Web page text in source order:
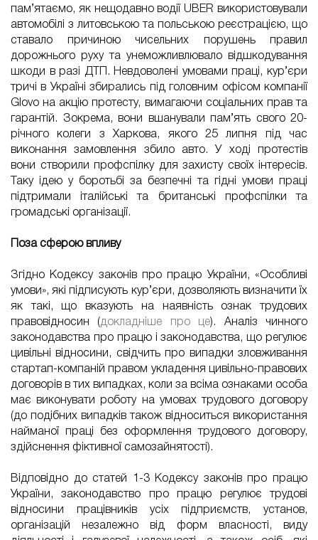
пам’ятаємо, як нещодавно водії UBER використовували
автомобілі з литовською та польською реєстрацією, що
ставало причиною чисельних порушень правил
дорожнього руху та унеможливлювало відшкодування
шкоди в разі ДТП. Невдоволені умовами праці, кур’єри
тричі в Україні збирались під головним офісом компанії
Glovo на акцію протесту, вимагаючи соціальних прав та
гарантій. Зокрема, вони вшанували пам’ять свого 20-
річного колеги з Харкова, якого 25 липня під час
виконання замовлення збило авто. У ході протестів
вони створили профспілку для захисту своїх інтересів.
Таку ідею у боротьбі за безпечні та гідні умови праці
підтримали італійські та британські профспілки та
громадські організації.
Поза сферою впливу
Згідно Кодексу законів про працю України, «Особливі
умови», які підписують кур’єри, дозволяють визначити їх
як такі, що вказують на наявність ознак трудових
правовідносин (докладніше про це). Аналіз чинного
законодавства про працю і законодавства, що регулює
цивільні відносини, свідчить про випадки зловживання
стартап-компаній правом укладення цивільно-правових
договорів в тих випадках, коли за всіма ознаками особа
має виконувати роботу на умовах трудового договору
(до подібних випадків також відноситься використання
найманої праці без оформлення трудового договору,
здійснення фіктивної самозайнятості).
Відповідно до статей 1-3 Кодексу законів про працю
України, законодавство про працю регулює трудові
відносини працівників усіх підприємств, установ,
організацій незалежно від форм власності, виду